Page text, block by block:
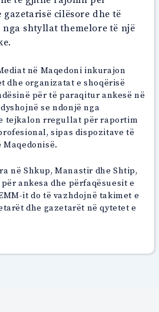
cilësore dhe të
shtyllat themelore të një
në Maqedoni inkurajon
dhe organizatat e shoqërisë
për të paraqitur ankesë në
se ndonjë nga
tejkalon rregullat për raportim
sipas dispozitave të
Maqedonisë.
në Shkup, Manastir dhe Shtip,
ankesa dhe përfaqësuesit e
it do të vazhdojnë takimet e
dhe gazetarët në qytetet e